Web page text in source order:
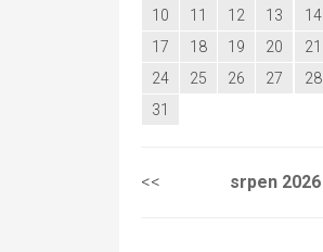
10
11 12 13 14
17
18 19 20 21
24
25 26 27 28
31
<< srpen 2026